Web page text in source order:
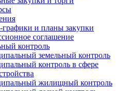
и планы закупки
соглашение
контроль
земельный контроль
контроль в сфере
жилищный контроль